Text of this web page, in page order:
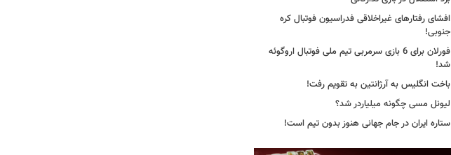
افشای رفتارهای غیراخلاقی فدراسیون فوتبال کره
جنوبی!
فورلان برای 6 بازی سرمربی تیم ملی فوتبال اروگوئه
شد!
باخت انگلیس به آرژانتین به تقویم رفت!
لیونل مسی چگونه میلیاردر شد؟
ستاره ایران در جام جهانی هنوز بدون تیم است!